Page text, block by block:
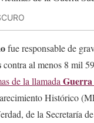
fue responsable de
contra al menos 8 mil
de la llamada Guerra
Histórico
de la Secretaría